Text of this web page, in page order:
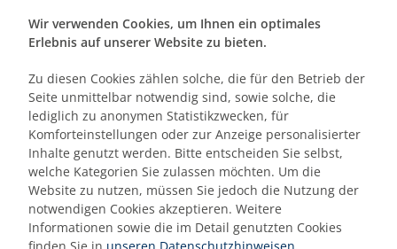
Sie erfahren, welche Modernisierungsmethoden
Zielgruppe
Fach-/Führungskräfte aus dem Bereich Technik
Ingenieur:in/ Architekt:in/ Fachplaner:in
Leiter:in Bestandsbewirtschaftung
Wir verwenden Cookies, um Ihnen ein optimales
Erlebnis auf unserer Website zu bieten.
Zu diesen Cookies zählen solche, die für den Betrieb der
Seite unmittelbar notwendig sind, sowie solche, die
lediglich zu anonymen Statistikzwecken, für
Komforteinstellungen oder zur Anzeige personalisierter
Inhalte genutzt werden. Bitte entscheiden Sie selbst,
welche Kategorien Sie zulassen möchten. Um die
Website zu nutzen, müssen Sie jedoch die Nutzung der
notwendigen Cookies akzeptieren. Weitere
Informationen sowie die im Detail genutzten Cookies